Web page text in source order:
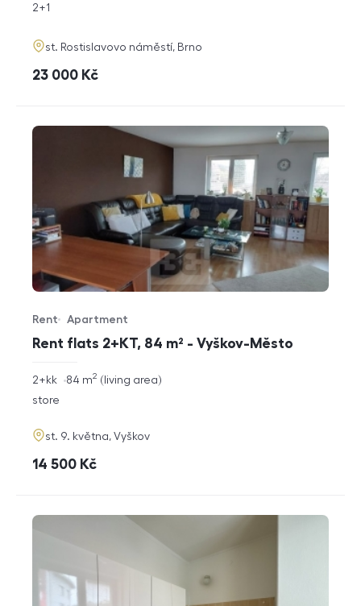
rozměry
disposition
2+1
adresa
st. Rostislavovo náměstí, Brno
cena
23 000 Kč
Rent flats 2+KT, 84 m² - Vyškov-Město
Offer type
Rent
Property type
Apartment
rozměry
disposition
2+kk living area
84 m2
funkce
store
adresa
st. 9. května, Vyškov
cena
14 500 Kč